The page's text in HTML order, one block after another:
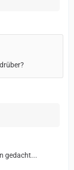
gedacht...